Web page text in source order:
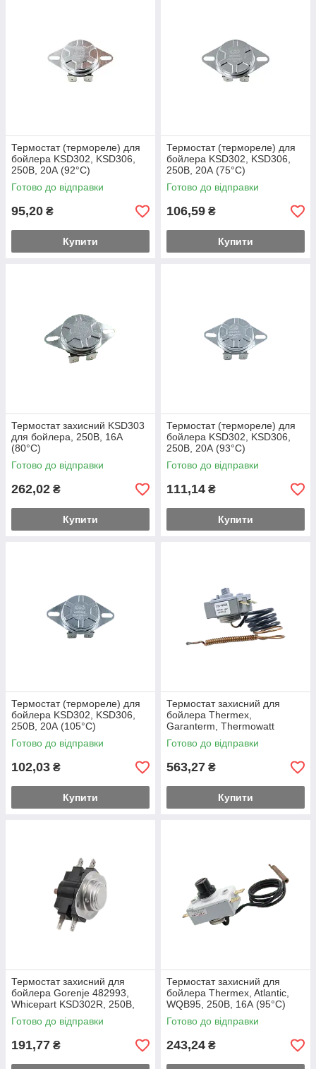
Термостат (термореле) для
бойлера KSD302, KSD306,
250В, 20А (92°C)
Готово до відправки
95,20 ₴
Купити
Термостат (термореле) для
бойлера KSD302, KSD306,
250В, 20А (75°C)
Готово до відправки
106,59 ₴
Купити
Термостат захисний KSD303
для бойлера, 250В, 16A
(80°C)
Готово до відправки
262,02 ₴
Купити
Термостат (термореле) для
бойлера KSD302, KSD306,
250В, 20А (93°C)
Готово до відправки
111,14 ₴
Купити
Термостат (термореле) для
бойлера KSD302, KSD306,
250В, 20А (105°C)
Готово до відправки
102,03 ₴
Купити
Термостат захисний для
бойлера Thermex,
Garanterm, Thermowatt
18141503, SPC-M, 250В, 16А
(105°C)
Готово до відправки
563,27 ₴
Купити
Термостат захисний для
бойлера Gorenje 482993,
Whicepart KSD302R, 250В,
25A (90°С)
Готово до відправки
191,77 ₴
Термостат захисний для
бойлера Thermex, Atlantic,
WQB95, 250В, 16А (95°C)
Готово до відправки
243,24 ₴